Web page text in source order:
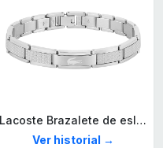
Lacoste Brazalete de eslabón para Hombre Colección STENCIL de Acero inoxidable
Ver historial →